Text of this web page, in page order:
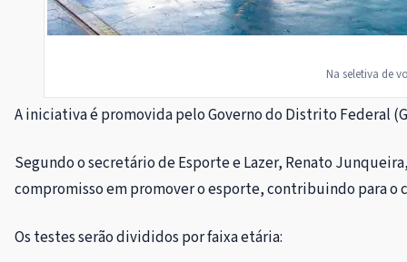
Na seletiva de
A iniciativa é promovida pelo Governo do Distrito Federal
Segundo o secretário de Esporte e Lazer, Renato
compromisso em promover o esporte, contribuindo para o
Os testes serão divididos por faixa etária: